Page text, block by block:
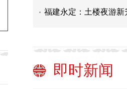
福建永定：土楼夜游新
即时新闻
聚焦区域优势 西部区
转型
财务公司支持制造业：